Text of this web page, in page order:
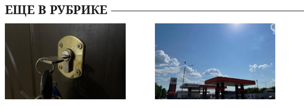
ЕЩЕ В РУБРИКЕ